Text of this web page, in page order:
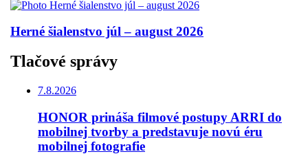
Herné šialenstvo júl – august 2026
Tlačové správy
7.8.2026
HONOR prináša filmové postupy ARRI do
mobilnej tvorby a predstavuje novú éru
mobilnej fotografie